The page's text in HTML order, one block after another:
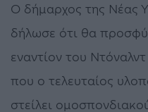
Ο δήμαρχος της Νέας
δήλωσε ότι θα
εναντίον του
που ο τελευταίος
στείλει